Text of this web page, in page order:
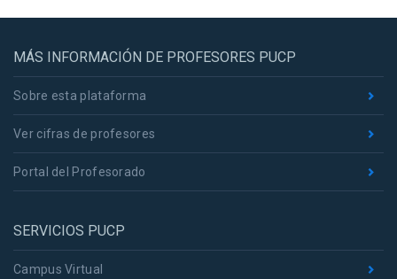
MÁS INFORMACIÓN DE PROFESORES PUCP
Sobre esta plataforma
Ver cifras de profesores
Portal del Profesorado
SERVICIOS PUCP
Campus Virtual